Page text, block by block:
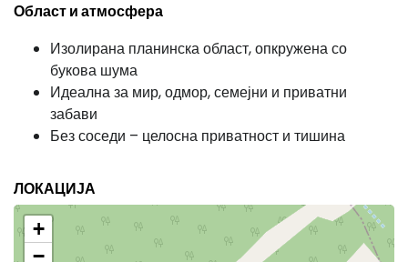
Област и атмосфера
Изолирана планинска област, опкружена со
букова шума
Идеална за мир, одмор, семејни и приватни
забави
Без соседи – целосна приватност и тишина
ЛОКАЦИЈА
+
−